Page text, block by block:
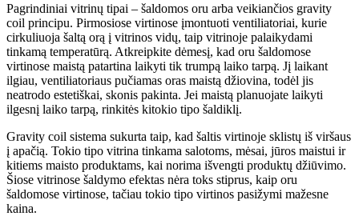
Pagrindiniai vitrinų tipai – šaldomos oru arba veikiančios gravity
coil principu. Pirmosiose virtinose įmontuoti ventiliatoriai, kurie
cirkuliuoja šaltą orą į vitrinos vidų, taip vitrinoje palaikydami
tinkamą temperatūrą. Atkreipkite dėmesį, kad oru šaldomose
virtinose maistą patartina laikyti tik trumpą laiko tarpą. Jį laikant
ilgiau, ventiliatoriaus pučiamas oras maistą džiovina, todėl jis
neatrodo estetiškai, skonis pakinta. Jei maistą planuojate laikyti
ilgesnį laiko tarpą, rinkitės kitokio tipo šaldiklį.
Gravity coil sistema sukurta taip, kad šaltis virtinoje sklistų iš viršaus
į apačią. Tokio tipo vitrina tinkama salotoms, mėsai, jūros maistui ir
kitiems maisto produktams, kai norima išvengti produktų džiūvimo.
Šiose vitrinose šaldymo efektas nėra toks stiprus, kaip oru
šaldomose virtinose, tačiau tokio tipo virtinos pasižymi mažesne
kaina.